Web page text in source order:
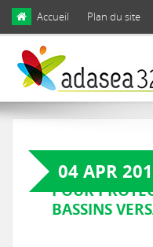
Skip to main content
Accueil Plan du site
Qui sommes
nous ?
Domaines d'activités
Natura 2000
04 APR
DES
POUR
BASSINS